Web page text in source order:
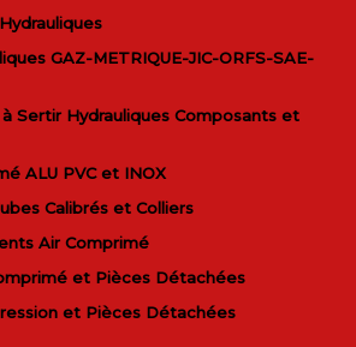
GAZ-METRIQUE-JIC-ORFS-SAE-
Sertir Hydrauliques Composants et
ALU PVC et INOX
Calibrés et Colliers
Air Comprimé
et Pièces Détachées
et Pièces Détachées